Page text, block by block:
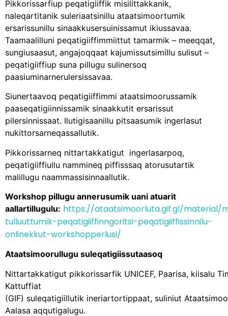
Pikkorissarfiup peqatigiiffik misilittakkanik,
naleqartitanik suleriaatsinillu ataatsimoortumik
ersarissunillu sinaakkusersuinissamut ikiussavaa.
Taamaalilluni peqatigiiffimmiittut tamarmik – meeqqat,
sungiusaasut, angajoqqaat kajumissutsimillu sulisut –
peqatigiiffiup suna pillugu sulinersoq
paasiuminarnerulersissavaa.
Siunertaavoq peqatigiiffimmi ataatsimoorussamik
paaseqatigiinnissamik sinaakkutit ersarissut
pilersinnissaat. Ilutigisaanillu pitsaasumik ingerlasut
nukittorsarneqassallutik.
Pikkorissarneq nittartakkatigut ingerlasarpoq,
peqatigiiffiullu nammineq piffisssaq atorusutartik
malillugu naammassisinnaallutik.
Workshop pillugu annerusumik uani atuarit
aallartillugulu: https://ataatsimoorluta.gif.gl/material/
tulluuttumik-peqatigiiffinngoritsi-peqatigiiffissinnilu-
onlinekkut-workshopperlusi/
Ataatsimoorullugu suleqatigiissutaasoq
Nittartakkatigut pikkorissarfik UNICEF, Paarisa, kiisalu
Kattuffiat
(GIF) suleqatigiillutik ineriartortippaat, suliniut
Aalasa aqqutigalugu.